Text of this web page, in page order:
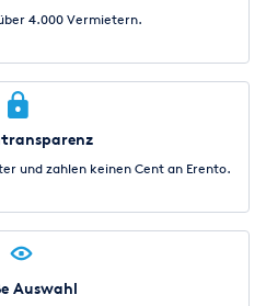
4.000 Vermietern.
und zahlen keinen Cent an Erento.
Auswahl